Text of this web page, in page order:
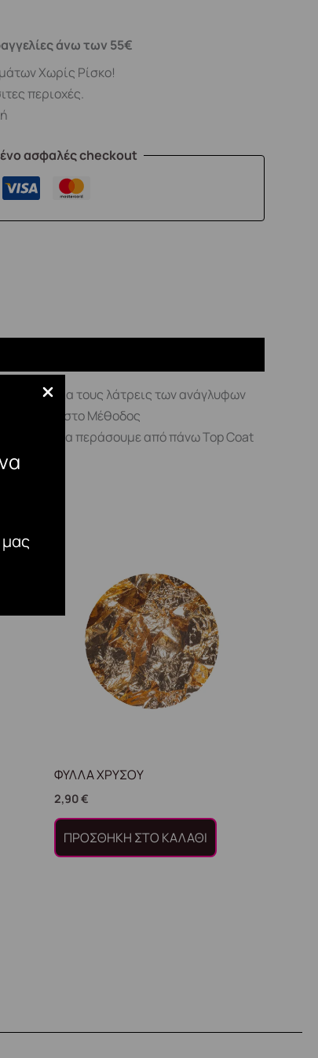
μας
άνω των 55€
Χωρίς Ρίσκο!
περιοχές.
ασφαλές checkout
Ιδανικό για τους λάτρεις των ανάγλυφων
Εύπλαστο Μέθοδος
να περάσουμε από πάνω Top Coat
ΦΥΛΛΑ ΧΡΥΣΟΥ
2,90€
ΠΡΟΣΘΉΚΗ ΣΤΟ ΚΑΛΆΘΙ